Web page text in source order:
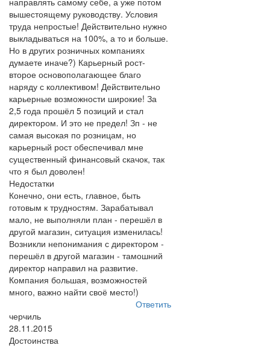
вышестоящему руководству. Условия
труда непростые! Действительно нужно
выкладываться на 100%, а то и больше.
Но в других розничных компаниях
думаете иначе?) Карьерный рост-
второе основополагающее благо
наряду с коллективом! Действительно
карьерные возможности широкие! За
2,5 года прошёл 5 позиций и стал
директором. И это не предел! Зп - не
самая высокая по розницам, но
карьерный рост обеспечивал мне
существенный финансовый скачок, так
что я был доволен!
Недостатки
Конечно, они есть, главное, быть
готовым к трудностям. Зарабатывал
мало, не выполняли план - перешёл в
другой магазин, ситуация изменилась!
Возникли непонимания с директором -
перешёл в другой магазин - тамошний
директор направил на развитие.
Компания большая, возможностей
много, важно найти своё место!)
Ответить
черчиль
28.11.2015
Достоинства